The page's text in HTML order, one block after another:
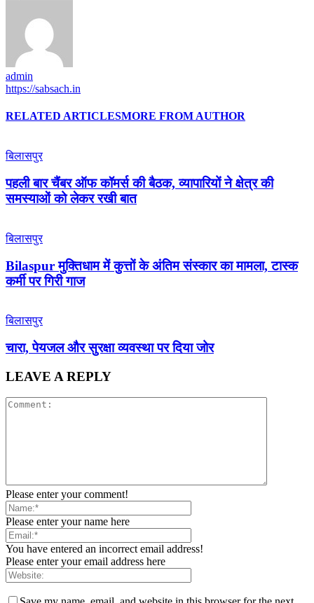
admin
https://sabsach.in
RELATED ARTICLESMORE FROM AUTHOR
बिलासपुर
पहली बार चैंबर ऑफ कॉमर्स की बैठक, व्यापारियों ने क्षेत्र की
समस्याओं को लेकर रखी बात
बिलासपुर
Bilaspur मुक्तिधाम में कुत्तों के अंतिम संस्कार का मामला, टास्क
कर्मी पर गिरी गाज
बिलासपुर
चारा, पेयजल और सुरक्षा व्यवस्था पर दिया जोर
LEAVE A REPLY
Please enter your comment!
Please enter your name here
You have entered an incorrect email address!
Please enter your email address here